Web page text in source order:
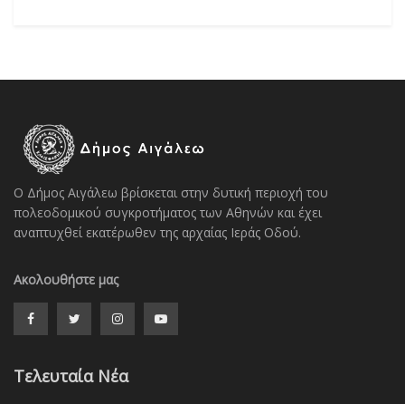
Ο Δήμος Αιγάλεω βρίσκεται στην δυτική περιοχή του
πολεοδομικού συγκροτήματος των Αθηνών και έχει
αναπτυχθεί εκατέρωθεν της αρχαίας Ιεράς Οδού.
Ακολουθήστε μας
Τελευταία Νέα